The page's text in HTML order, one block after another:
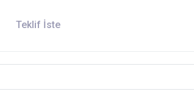
Teklif İste